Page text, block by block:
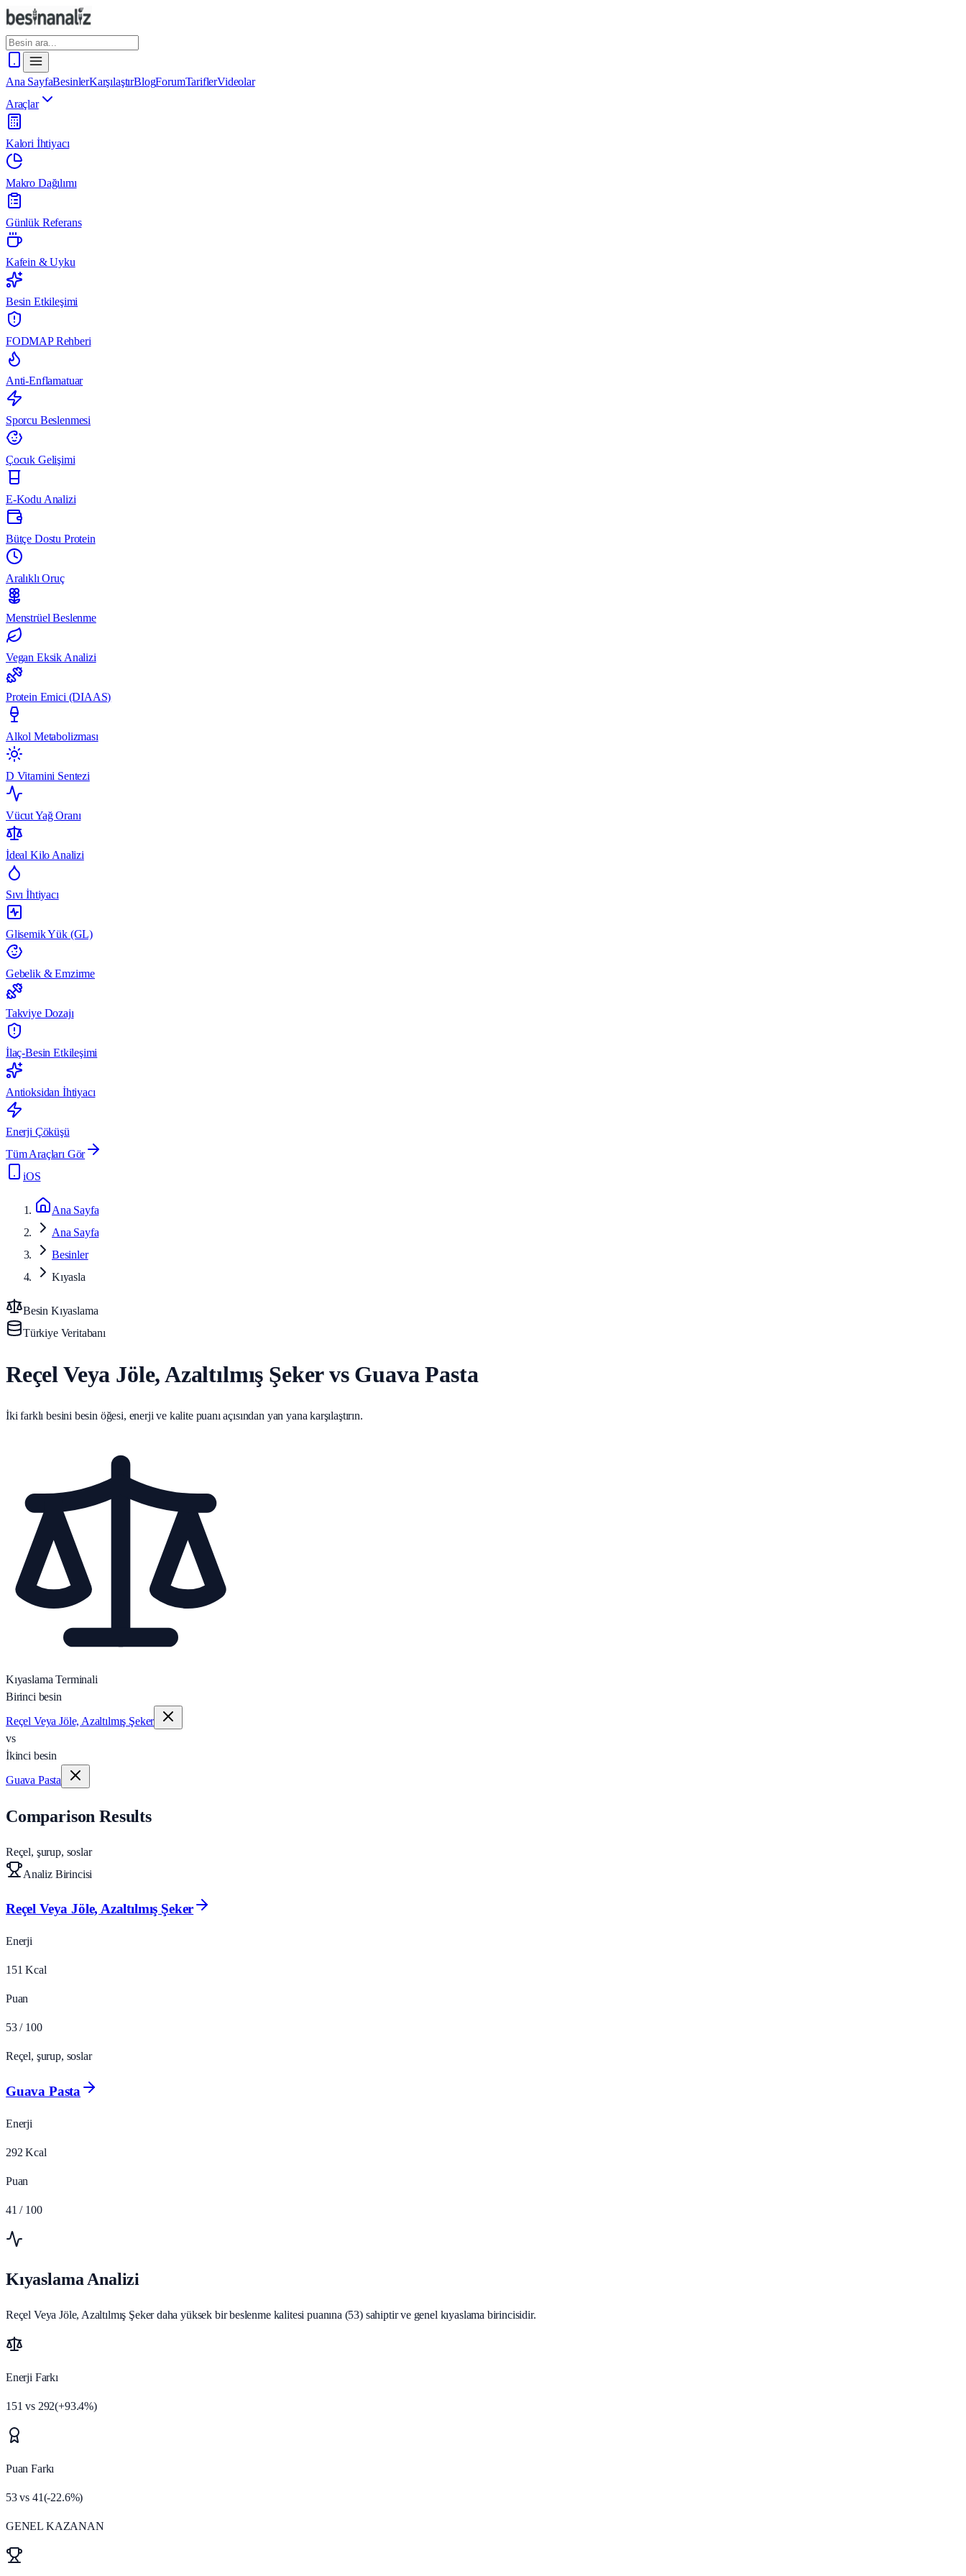
Ana SayfaBesinlerKarşılaştırBlogForumTariflerVideolar
Araçlar
Kalori İhtiyacı
Makro Dağılımı
Günlük Referans
Kafein & Uyku
Besin Etkileşimi
FODMAP Rehberi
Anti-Enflamatuar
Sporcu Beslenmesi
Çocuk Gelişimi
E-Kodu Analizi
Bütçe Dostu Protein
Aralıklı Oruç
Menstrüel Beslenme
Vegan Eksik Analizi
Protein Emici (DIAAS)
Alkol Metabolizması
D Vitamini Sentezi
Vücut Yağ Oranı
İdeal Kilo Analizi
Sıvı İhtiyacı
Glisemik Yük (GL)
Gebelik & Emzirme
Takviye Dozajı
İlaç-Besin Etkileşimi
Antioksidan İhtiyacı
Enerji Çöküşü
Tüm Araçları Gör
iOS
Ana Sayfa
Ana Sayfa
Besinler
Kıyasla
Besin Kıyaslama
Türkiye Veritabanı
Reçel Veya Jöle, Azaltılmış Şeker vs Guava Pasta
İki farklı besini besin öğesi, enerji ve kalite puanı açısından yan yana karşılaştırın.
Kıyaslama Terminali
Birinci besin
Reçel Veya Jöle, Azaltılmış Şeker
vs
İkinci besin
Guava Pasta
Comparison Results
Reçel, şurup, soslar
Analiz Birincisi
Reçel Veya Jöle, Azaltılmış Şeker
Enerji
151 Kcal
Puan
53 / 100
Reçel, şurup, soslar
Guava Pasta
Enerji
292 Kcal
Puan
41 / 100
Kıyaslama Analizi
Reçel Veya Jöle, Azaltılmış Şeker daha yüksek bir beslenme kalitesi puanına (53) sahiptir ve genel kıyaslama birincisidir.
Enerji Farkı
151 vs 292(+93.4%)
Puan Farkı
53vs 41(-22.6%)
GENEL KAZANAN